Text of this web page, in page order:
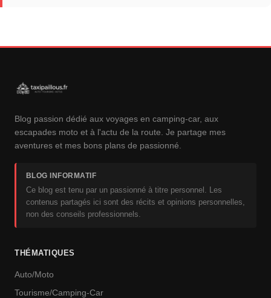
Blog passion dédié aux voyages en camping-car, aux
escapades moto et à l'actu de la route. Je partage mes
aventures et mes bons plans de passionné.
BLOG INFORMATIF
Ce blog est tenu par un passionné à titre personnel. Les
contenus partagés ici sont des récits et opinions personnelles,
non des conseils professionnels.
THÉMATIQUES
Auto/Moto
Tourisme/Camping-Car